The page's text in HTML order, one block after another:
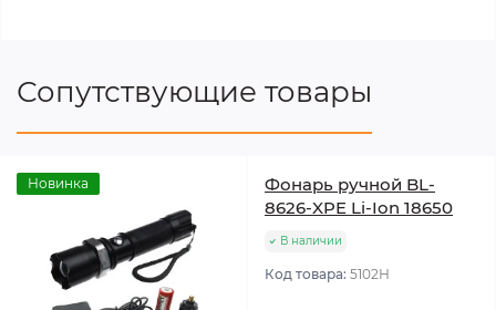
Сопутствующие товары
Новинка
Фонарь ручной BL-
8626-XPE Li-Ion 18650
В наличии
Код товара: 5102Н